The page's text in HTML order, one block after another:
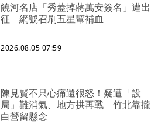
饒河名店「秀蓋掉蔣萬安簽名」遭出
征 網號召刷五星幫補血
2026.08.05 07:59
陳見賢不只心痛還很怒！疑遭「設
局」難消氣、地方拱再戰 竹北靠攏
白營留懸念